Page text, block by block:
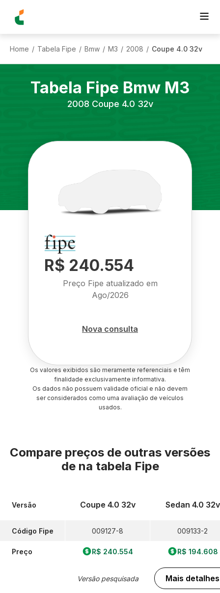
Home / Tabela Fipe / Bmw / M3 / 2008 / Coupe 4.0 32v
Tabela Fipe Bmw M3
2008 Coupe 4.0 32v
R$ 240.554
Preço Fipe atualizado em
Ago/2026
Nova consulta
Os valores exibidos são meramente referenciais e têm
finalidade exclusivamente informativa.
Os dados não possuem validade oficial e não devem
ser considerados como uma avaliação de veículos
usados.
Compare preços de outras versões
de na tabela Fipe
Versão
Código Fipe
Preço
Coupe 4.0 32v
009127-8
R$ 240.554
Versão pesquisada
Sedan 4.0 32v
009133-2
R$ 194.608
Mais detalhes